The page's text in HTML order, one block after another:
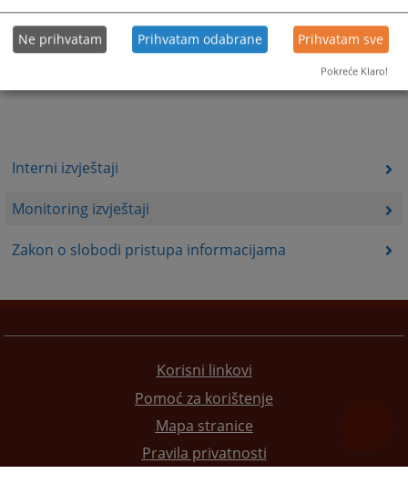
Interni izvještaji
Monitoring izvještaji
Zakon o slobodi pristupa informacijama
Korisni linkovi
Pomoć za korištenje
Mapa stranice
Pravila privatnosti
Ne prihvatam Prihvatam odabrane Prihvatam sve
Pokreće Klaro!